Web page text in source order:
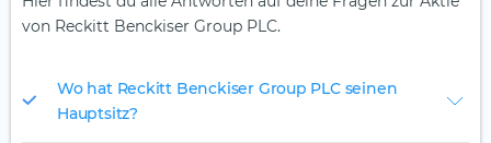
von Reckitt Benckiser Group PLC.
Wo hat Reckitt Benckiser Group PLC seinen
Hauptsitz?